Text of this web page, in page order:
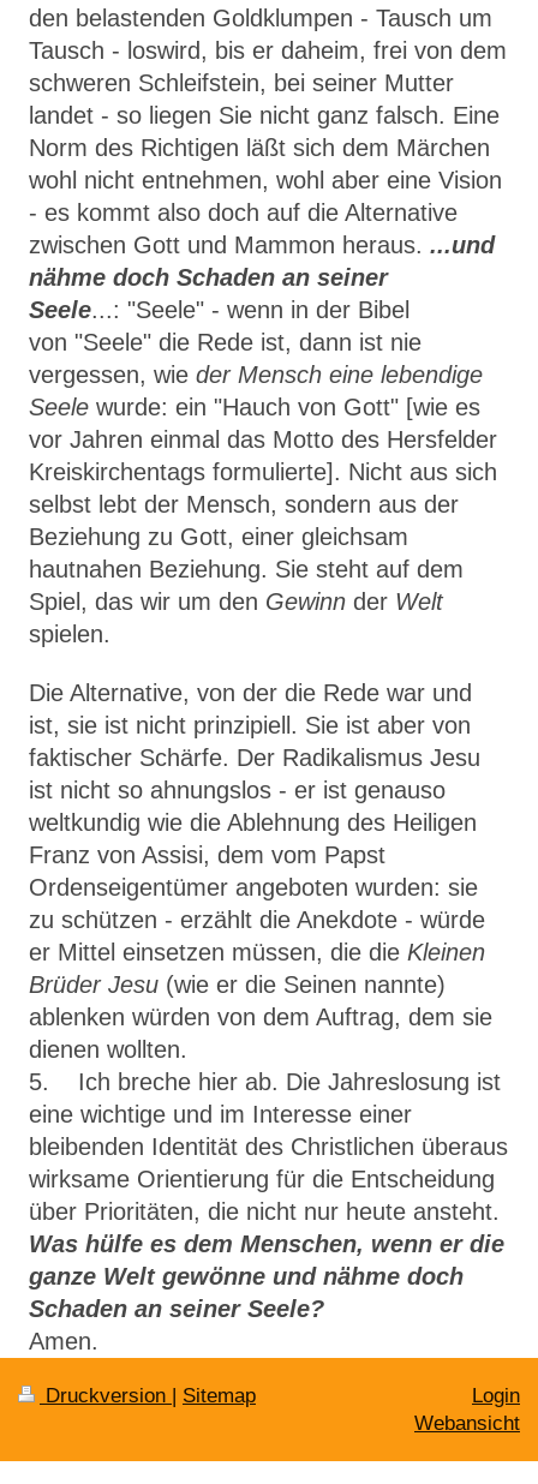
den belastenden Goldklumpen - Tausch um
Tausch - loswird, bis er daheim, frei von dem
schweren Schleifstein, bei seiner Mutter
landet - so liegen Sie nicht ganz falsch. Eine
Norm des Richtigen läßt sich dem Märchen
wohl nicht entnehmen, wohl aber eine Vision
- es kommt also doch auf die Alternative
zwischen Gott und Mammon heraus. ...und
nähme doch Schaden an seiner
Seele...: "Seele" - wenn in der Bibel
von "Seele" die Rede ist, dann ist nie
vergessen, wie der Mensch eine lebendige
Seele wurde: ein "Hauch von Gott" [wie es
vor Jahren einmal das Motto des Hersfelder
Kreiskirchentags formulierte]. Nicht aus sich
selbst lebt der Mensch, sondern aus der
Beziehung zu Gott, einer gleich­sam
hautnahen Beziehung. Sie steht auf dem
Spiel, das wir um den Gewinn der Welt
spielen.
Die Alternative, von der die Rede war und
ist, sie ist nicht prinzipiell. Sie ist aber von
faktischer Schärfe. Der Radikalismus Jesu
ist nicht so ah­nungslos - er ist genauso
weltkundig wie die Ablehnung des Heiligen
Franz von Assisi, dem vom Papst
Ordenseigentümer angeboten wurden: sie
zu schützen - erzählt die Anekdote - würde
er Mittel einsetzen müs­sen, die die Kleinen
Brüder Jesu (wie er die Seinen nannte)
ablenken würden von dem Auftrag, dem sie
dienen wollten.
5. Ich breche hier ab. Die Jahreslosung ist
eine wichtige und im Interesse einer
bleibenden Identität des Christlichen überaus
wirksame Orientie­rung für die Entscheidung
über Prioritäten, die nicht nur heute ansteht.
Was hülfe es dem Menschen, wenn er die
ganze Welt gewönne und nähme doch
Schaden an seiner Seele?
Amen.
Druckversion | Sitemap
Login
Webansicht